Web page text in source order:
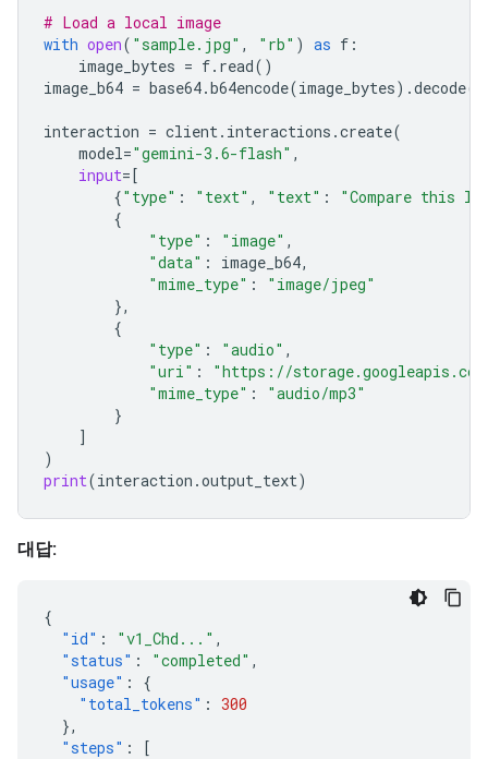
# Load a local image
with open( "sample.jpg" , "rb" ) as f :
image_bytes = f. read()
image_b64 = base64.b64encode(image_bytes) .decode(
interaction = client. interactions .create(
model="gemini-3.6-flash" ,
input=[
{"type" : "text" , "text" :
"Compare this
{
"type" : "image" ,
"data" : image_b64,
"mime_type" :
"image/jpeg"
},
{
"type" : "audio" ,
"uri" :
"https://
"mime_type" :
"audio/mp3"
}
]
)
print(interaction .output_text)
대답:
{
"id" : "v1_Chd..." ,
"status" : "completed" ,
"usage" :
{
"total_tokens" : 300
},
"steps" : [